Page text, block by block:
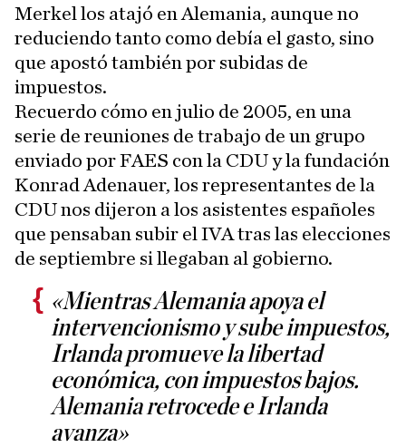
Merkel los atajó en Alemania, aunque no
reduciendo tanto como debía el gasto, sino
que apostó también por subidas de
impuestos.
Recuerdo cómo en julio de 2005, en una
serie de reuniones de trabajo de un grupo
enviado por FAES con la CDU y la fundación
Konrad Adenauer, los representantes de la
CDU nos dijeron a los asistentes españoles
que pensaban subir el IVA tras las elecciones
de septiembre si llegaban al gobierno.
«Mientras Alemania apoya el
intervencionismo y sube impuestos,
Irlanda promueve la libertad
económica, con impuestos bajos.
Alemania retrocede e Irlanda
avanza»